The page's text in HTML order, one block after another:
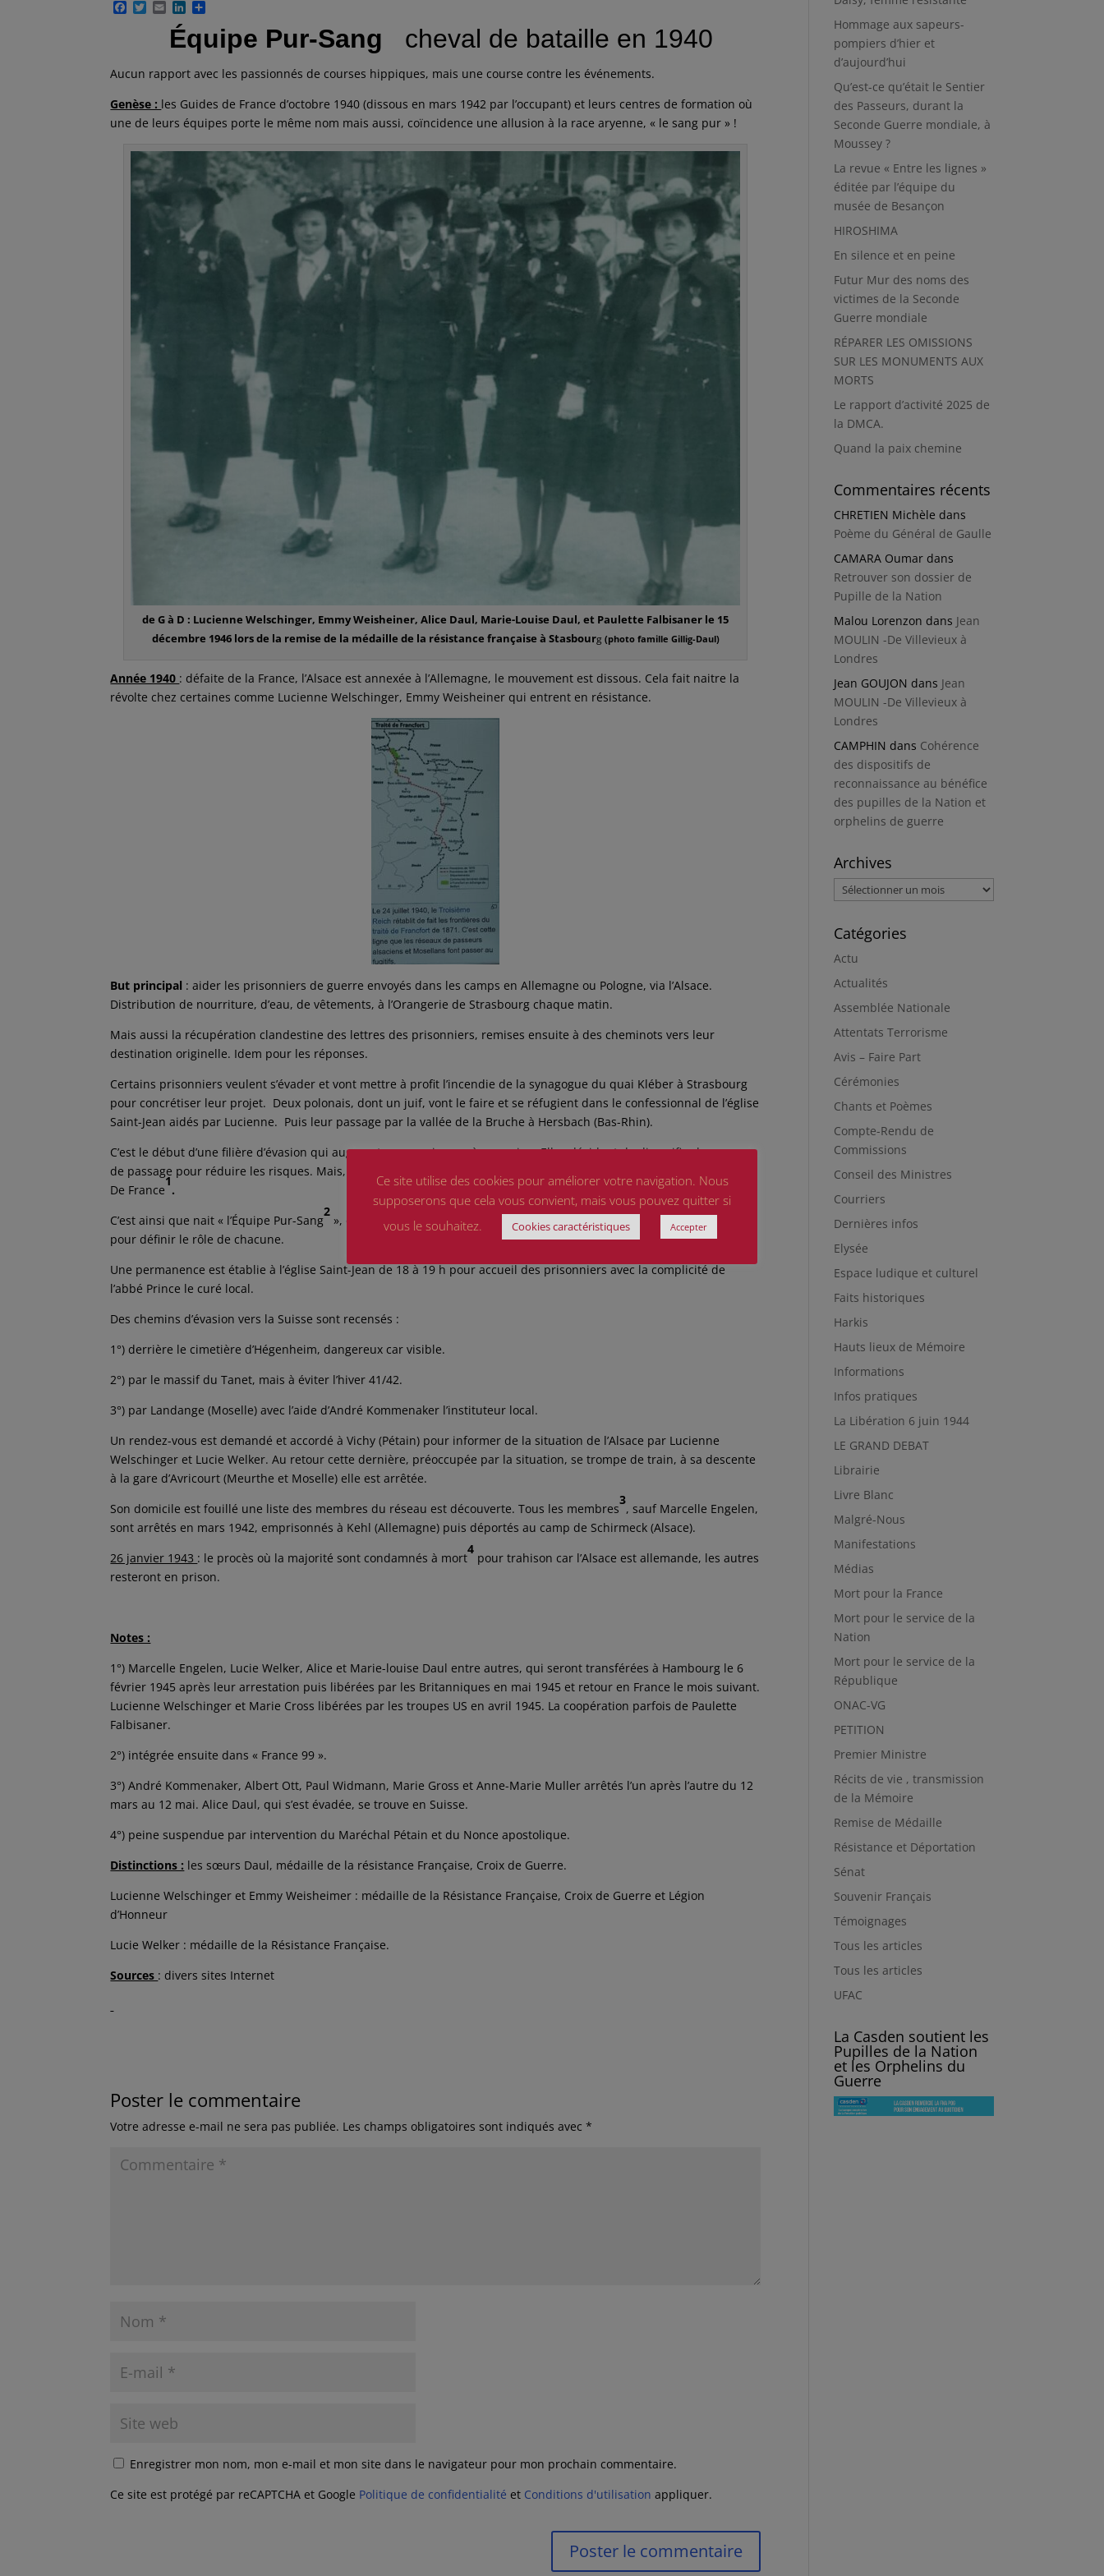
F
o
k
T
e
E
m
a
L
n
k
d
n
r
t
g
r
Équipe Pur-Sang cheval de bataille en 1940
Aucun rapport avec les passionnés de courses hippiques, mais une course contre les événements.
Genèse : les Guides de France d’octobre 1940 (dissous en mars 1942 par l’occupant) et leurs centres de formation où
une de leurs équipes porte le même nom mais aussi, coïncidence une allusion à la race aryenne, « le sang pur » !
de G à D : Lucienne Welschinger, Emmy Weisheiner, Alice Daul, Marie-Louise Daul, et Paulette Falbisaner le 15
décembre 1946 lors de la remise de la médaille de la résistance française à Stasbourg (photo famille Gillig-Daul)
Année 1940 : défaite de la France, l’Alsace est annexée à l’Allemagne, le mouvement est dissous. Cela fait naitre la
révolte chez certaines comme Lucienne Welschinger, Emmy Weisheiner qui entrent en résistance.
But principal : aider les prisonniers de guerre envoyés dans les camps en Allemagne ou Pologne, via l’Alsace.
Distribution de nourriture, d’eau, de vêtements, à l’Orangerie de Strasbourg chaque matin.
Mais aussi la récupération clandestine des lettres des prisonniers, remises ensuite à des cheminots vers leur
destination originelle. Idem pour les réponses.
Certains prisonniers veulent s’évader et vont mettre à profit l’incendie de la synagogue du quai Kléber à Strasbourg
pour concrétiser leur projet. Deux polonais, dont un juif, vont le faire et se réfugient dans le confessionnal de l’église
Saint-Jean aidés par Lucienne. Puis leur passage par la vallée de la Bruche à Hersbach (Bas-Rhin).
C’est le début d’une filière d’évasion qui augmentera semaine après semaine. Elles décident de diversifier les zones
de passage pour réduire les risques. Mais, la tache devenant insurmontable elles font appel aux amies des Guides
De France
1
.
C’est ainsi que nait « l’Équipe Pur-Sang
2
», organisation évidemment clandestine. Une réunion a lieu en janvier 1941
pour définir le rôle de chacune.
Une permanence est établie à l’église Saint-Jean de 18 à 19 h pour accueil des prisonniers avec la complicité de
l’abbé Prince le curé local.
Des chemins d’évasion vers la Suisse sont recensés :
1°) derrière le cimetière d’Hégenheim, dangereux car visible.
2°) par le massif du Tanet, mais à éviter l’hiver 41/42.
3°) par Landange (Moselle) avec l’aide d’André Kommenaker l’instituteur local.
Un rendez-vous est demandé et accordé à Vichy (Pétain) pour informer de la situation de l’Alsace par Lucienne
Welschinger et Lucie Welker. Au retour cette dernière, préoccupée par la situation, se trompe de train, à sa descente
à la gare d’Avricourt (Meurthe et Moselle) elle est arrêtée.
Son domicile est fouillé une liste des membres du réseau est découverte. Tous les membres
3
, sauf Marcelle Engelen,
sont arrêtés en mars 1942, emprisonnés à Kehl (Allemagne) puis déportés au camp de Schirmeck (Alsace).
26 janvier 1943 : le procès où la majorité sont condamnés à mort
4
pour trahison car l’Alsace est allemande, les autres
resteront en prison.
Notes :
1°) Marcelle Engelen, Lucie Welker, Alice et Marie-louise Daul entre autres, qui seront transférées à Hambourg le 6
février 1945 après leur arrestation puis libérées par les Britanniques en mai 1945 et retour en France le mois suivant.
Lucienne Welschinger et Marie Cross libérées par les troupes US en avril 1945. La coopération parfois de Paulette
Falbisaner.
2°) intégrée ensuite dans « France 99 ».
3°) André Kommenaker, Albert Ott, Paul Widmann, Marie Gross et Anne-Marie Muller arrêtés l’un après l’autre du 12
mars au 12 mai. Alice Daul, qui s’est évadée, se trouve en Suisse.
4°) peine suspendue par intervention du Maréchal Pétain et du Nonce apostolique.
Distinctions : les sœurs Daul, médaille de la résistance Française, Croix de Guerre.
Lucienne Welschinger et Emmy Weisheimer : médaille de la Résistance Française, Croix de Guerre et Légion
d’Honneur
Lucie Welker : médaille de la Résistance Française.
Sources : divers sites Internet
Poster le commentaire
Votre adresse e-mail ne sera pas publiée. Les champs obligatoires sont indiqués avec*
Enregistrer mon nom, mon e-mail et mon site dans le navigateur pour mon prochain commentaire.
Ce site est protégé par reCAPTCHA et Google Politique de confidentialité et Conditions d'utilisation appliquer.
Hommage aux sapeurs-
pompiers d’hier et
d’aujourd’hui
Qu’est-ce qu’était le Sentier
des Passeurs, durant la
Seconde Guerre mondiale, à
Moussey ?
La revue « Entre les lignes »
éditée par l’équipe du
musée de Besançon
HIROSHIMA
En silence et en peine
Futur Mur des noms des
victimes de la Seconde
Guerre mondiale
RÉPARER LES OMISSIONS
SUR LES MONUMENTS AUX
MORTS
Le rapport d’activité 2025 de
la DMCA.
Quand la paix chemine
Commentaires récents
CHRETIEN Michèle dans
Poème du Général de Gaulle
CAMARA Oumar dans
Retrouver son dossier de
Pupille de la Nation
Malou Lorenzon dans Jean
MOULIN -De Villevieux à
Londres
Jean GOUJON dans Jean
MOULIN -De Villevieux à
Londres
CAMPHIN dans Cohérence
des dispositifs de
reconnaissance au bénéfice
des pupilles de la Nation et
orphelins de guerre
Archives
Archives
Catégories
Actu
Actualités
Assemblée Nationale
Attentats Terrorisme
Avis – Faire Part
Cérémonies
Chants et Poèmes
Compte-Rendu de
Commissions
Conseil des Ministres
Courriers
Dernières infos
Elysée
Espace ludique et culturel
Faits historiques
Harkis
Hauts lieux de Mémoire
Informations
Infos pratiques
La Libération 6 juin 1944
LE GRAND DEBAT
Librairie
Livre Blanc
Malgré-Nous
Manifestations
Médias
Mort pour la France
Mort pour le service de la
Nation
Mort pour le service de la
République
ONAC-VG
PETITION
Premier Ministre
Récits de vie , transmission
de la Mémoire
Remise de Médaille
Résistance et Déportation
Sénat
Souvenir Français
Témoignages
Tous les articles
Tous les articles
UFAC
La Casden soutient les
Pupilles de la Nation
et les Orphelins du
Guerre
Ce site utilise des cookies pour améliorer votre navigation. Nous
supposerons que cela vous convient, mais vous pouvez quitter si
vous le souhaitez.
Cookies caractéristiques Accepter